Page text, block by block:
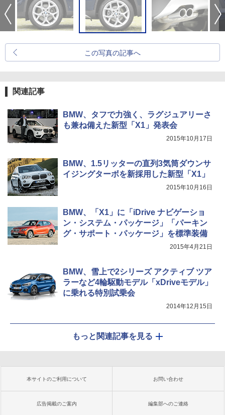
この写真の記事へ
関連記事
BMW、タフで力強く、ラグジュアリーさ
も兼ね備えた新型「X1」発表会
2015年10月17日
BMW、1.5リッターの直列3気筒ダウンサ
イジングターボを新採用した新型「X1」
2015年10月16日
BMW、「X1」に「iDrive ナビゲーショ
ン・システム・パッケージ」「パーキン
グ・サポート・パッケージ」を標準装備
2015年4月21日
BMW、雪上で2シリーズ アクティブ ツア
ラーなど4輪駆動モデル「xDriveモデル」
に乗れる特別試乗会
2014年12月15日
もっと関連記事を見る
本サイトのご利用について お問い合わせ
広告掲載のご案内 編集部へのご連絡